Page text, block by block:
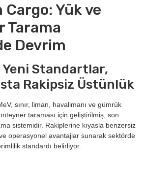
Yük ve
Tarama
Devrim
Standartlar,
Rakipsiz Üstünlük
sınır, liman, havalimanı ve gümrük
taraması için geliştirilmiş, son
sistemidir. Rakiplerine kıyasla benzersiz
operasyonel avantajlar sunarak sektörde
standardı belirliyor.